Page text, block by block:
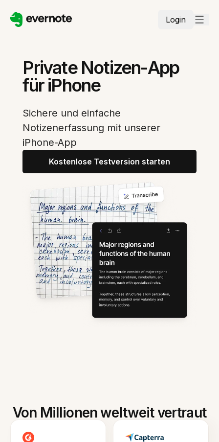
Login
Private Notizen-App
für iPhone
Sichere und einfache
Notizenerfassung mit unserer
iPhone-App
Kostenlose Testversion starten
Von Millionen weltweit vertraut